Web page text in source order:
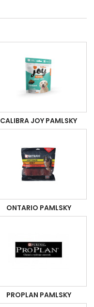
CALIBRA JOY PAMLSKY
ONTARIO PAMLSKY
PROPLAN PAMLSKY